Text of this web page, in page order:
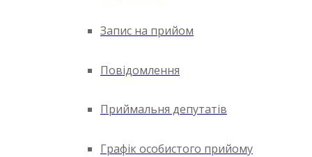
Запис на прийом
Повідомлення
Приймальня депутатів
Графік особистого прийому